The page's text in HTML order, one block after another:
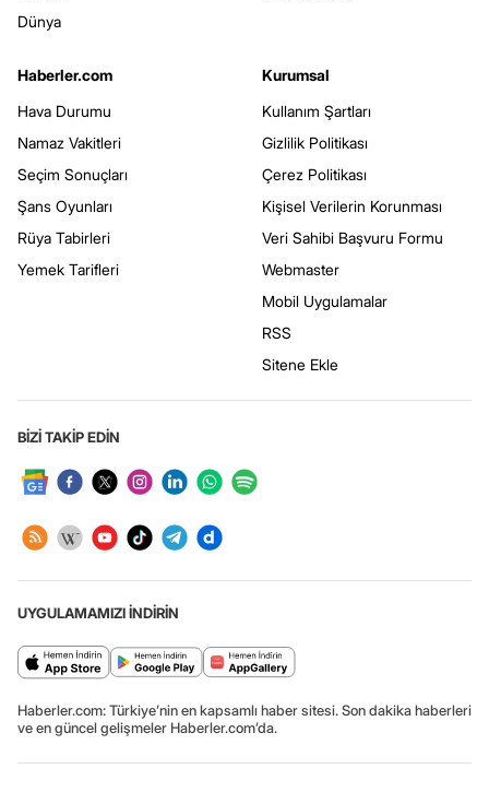
Dünya
Haberler.com
Hava Durumu
Namaz Vakitleri
Seçim Sonuçları
Şans Oyunları
Rüya Tabirleri
Yemek Tarifleri
Kurumsal
Kullanım Şartları
Gizlilik Politikası
Çerez Politikası
Kişisel Verilerin Korunması
Veri Sahibi Başvuru Formu
Webmaster
Mobil Uygulamalar
RSS
Sitene Ekle
BİZİ TAKİP EDİN
UYGULAMAMIZI İNDİRİN
Haberler.com: Türkiye’nin en kapsamlı haber sitesi. Son dakika haberleri
ve en güncel gelişmeler Haberler.com’da.